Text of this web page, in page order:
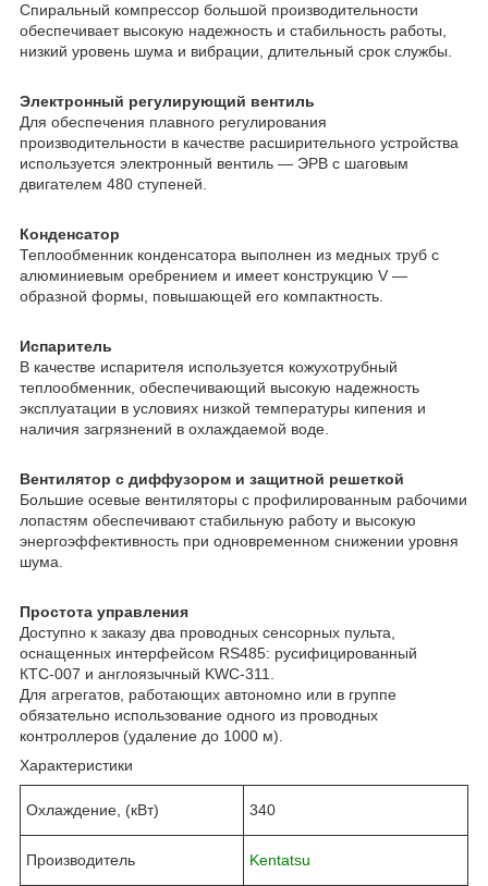
Спиральный компрессор большой производительности
обеспечивает высокую надежность и стабильность работы,
низкий уровень шума и вибрации, длительный срок службы.
Электронный регулирующий вентиль
Для обеспечения плавного регулирования
производительности в качестве расширительного устройства
используется электронный вентиль — ЭРВ с шаговым
двигателем 480 ступеней.
Конденсатор
Теплообменник конденсатора выполнен из медных труб с
алюминиевым оребрением и имеет конструкцию V —
образной формы, повышающей его компактность.
Испаритель
В качестве испарителя используется кожухотрубный
теплообменник, обеспечивающий высокую надежность
эксплуатации в условиях низкой температуры кипения и
наличия загрязнений в охлаждаемой воде.
Вентилятор с диффузором и защитной решеткой
Большие осевые вентиляторы с профилированным рабочими
лопастям обеспечивают стабильную работу и высокую
энергоэффективность при одновременном снижении уровня
шума.
Простота управления
Доступно к заказу два проводных сенсорных пульта,
оснащенных интерфейсом RS485: русифицированный
КТС-007 и англоязычный KWC-311.
Для агрегатов, работающих автономно или в группе
обязательно использование одного из проводных
контроллеров (удаление до 1000 м).
Характеристики
Охлаждение, (кВт) 340
Производитель Kentatsu